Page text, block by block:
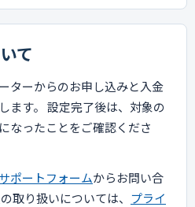
て
ターからのお申し込みと入金
ます。 設定完了後は、対象の
なったことをご確認くださ
ポートフォームからお問い合
取り扱いについては、 プライ